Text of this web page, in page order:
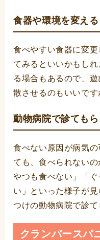
食器や環境を変える
食べやすい食器に変
てみるといいかもし
る場合もあるので、
散させるのもいいです
動物病院で診てもら
食べない原因が病気の
ても、食べられない
やつも食べない」「
い」といった様子が
つけの動物病院で診て
クランバースパ